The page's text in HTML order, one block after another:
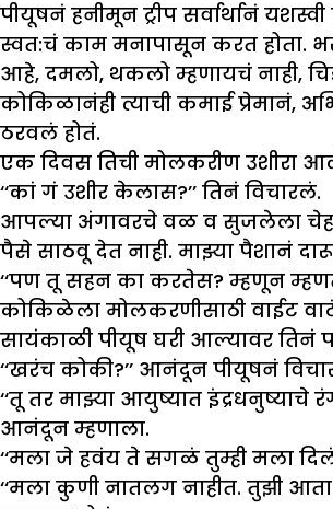
पीयूषनं हनीमून ट्रीप सर्वार्थानं
स्वत:चं काम मनापासून करत होता.
आहे, दमलो, थकलो म्हणायचं नाही,
कोकिळानंही त्याची कमाई प्रेमानं,
ठरवलं होतं.
एक दिवस तिची मोलकरीण उशीरा
‘‘कां गं उशीर केलास?’’ तिनं विचारलं.
आपल्या अंगावरचे वळ व सुजलेला
पैसे साठवू देत नाही. माझ्या पैशानं दारू
‘‘पण तू सहन का करतेस? म्हणून
कोकिळेला मोलकरणीसाठी वाईट
सायंकाळी पीयूष घरी आल्यावर तिनं
‘‘खरंच कोकी?’’ आनंदून पीयूषनं
‘‘तू तर माझ्या आयुष्यात
आनंदून म्हणाला.
‘‘मला जे हवंय ते सगळं तुम्ही मला
‘‘मला कुणी नातलग नाहीत. तुझी